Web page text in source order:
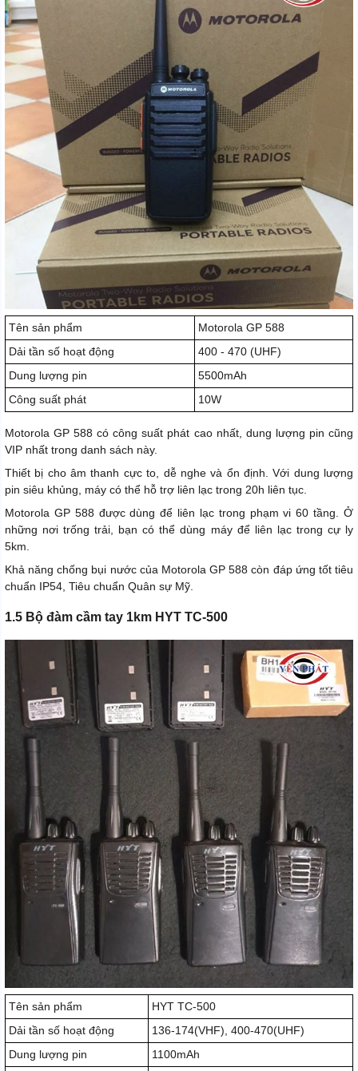
Tên sản phẩm
Motorola GP 588
Dải tần số hoạt động
400 - 470 (UHF)
Dung lượng pin
5500mAh
Công suất phát
10W
Motorola GP 588 có công suất phát cao nhất, dung lượng pin cũng
VIP nhất trong danh sách này.
Thiết bị cho âm thanh cực to, dễ nghe và ổn định. Với dung lượng
pin siêu khủng, máy có thể hỗ trợ liên lạc trong 20h liên tục.
Motorola GP 588 được dùng để liên lạc trong phạm vi 60 tầng. Ở
những nơi trống trải, bạn có thể dùng máy để liên lạc trong cự ly
5km.
Khả năng chống bụi nước của Motorola GP 588 còn đáp ứng tốt tiêu
chuẩn IP54, Tiêu chuẩn Quân sự Mỹ.
1.5 Bộ đàm cầm tay 1km HYT TC-500
Tên sản phẩm
HYT TC-500
Dải tần số hoạt động
136-174(VHF), 400-470(UHF)
Dung lượng pin
1100mAh